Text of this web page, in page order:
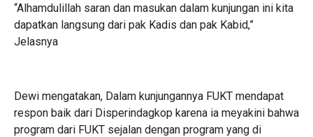
“Alhamdulillah saran dan masukan dalam kunjungan ini kita
dapatkan langsung dari pak Kadis dan pak Kabid,”
Jelasnya
‎Dewi mengatakan, Dalam kunjungannya FUKT mendapat
respon baik dari Disperindagkop karena ia meyakini bahwa
program dari FUKT sejalan dengan program yang di